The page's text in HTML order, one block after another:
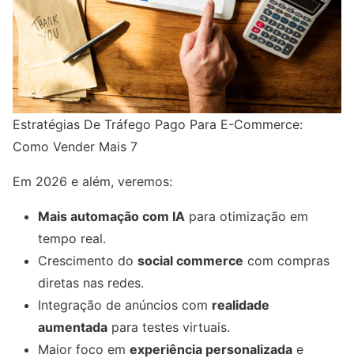
Estratégias De Tráfego Pago Para E-Commerce:
Como Vender Mais 7
Em 2026 e além, veremos:
Mais automação com IA para otimização em
tempo real.
Crescimento do social commerce com compras
diretas nas redes.
Integração de anúncios com realidade
aumentada para testes virtuais.
Maior foco em experiência personalizada e